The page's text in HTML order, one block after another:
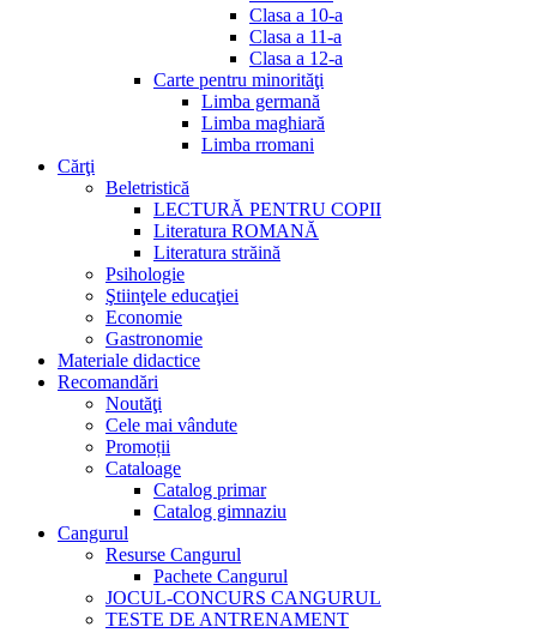
Clasa a 10-a
Clasa a 11-a
Clasa a 12-a
Carte pentru minorităţi
Limba germană
Limba maghiară
Limba rromani
Cărţi
Beletristică
LECTURĂ PENTRU COPII
Literatura ROMANĂ
Literatura străină
Psihologie
Ştiinţele educaţiei
Economie
Gastronomie
Materiale didactice
Recomandări
Noutăţi
Cele mai vândute
Promoții
Cataloage
Catalog primar
Catalog gimnaziu
Cangurul
Resurse Cangurul
Pachete Cangurul
JOCUL-CONCURS CANGURUL
TESTE DE ANTRENAMENT